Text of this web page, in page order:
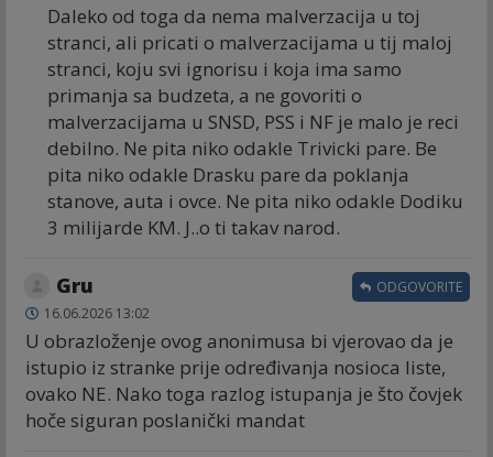
Daleko od toga da nema malverzacija u toj
stranci, ali pricati o malverzacijama u tij maloj
stranci, koju svi ignorisu i koja ima samo
primanja sa budzeta, a ne govoriti o
malverzacijama u SNSD, PSS i NF je malo je reci
debilno. Ne pita niko odakle Trivicki pare. Be
pita niko odakle Drasku pare da poklanja
stanove, auta i ovce. Ne pita niko odakle Dodiku
3 milijarde KM. J..o ti takav narod.
Gru
16.06.2026 13:02
U obrazloženje ovog anonimusa bi vjerovao da je
istupio iz stranke prije određivanja nosioca liste,
ovako NE. Nako toga razlog istupanja je što čovjek
hoče siguran poslanički mandat
ODGOVORITE